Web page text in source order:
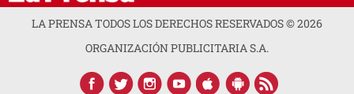
LA PRENSA TODOS LOS DERECHOS RESERVADOS ©2026
ORGANIZACIÓN PUBLICITARIA S.A.